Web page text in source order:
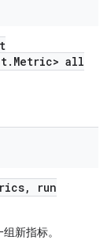
. Metric> all
,
run
新指标。